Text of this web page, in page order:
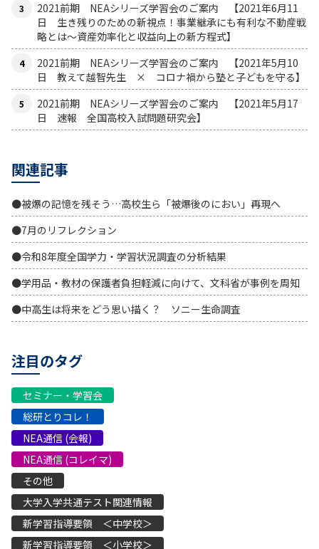
2021前期 NEAシリーズ学習会のご案内 【2021年6月11
日 生き残りのための新視点！事業継承にも有利な不動産戦
略とは〜資産効率化と収益向上の新方程式】
2021前期 NEAシリーズ学習会のご案内 【2021年5月10
日 教えて越智先生 × コロナ禍から塾と子どもを守る】
2021前期 NEAシリーズ学習会のご案内 【2021年5月17
日 速報 全国高校入試問題研究会】
関連記事
●被爆の記憶を残そう…高校生ら「被爆後のにおい」再現へ
●7月のリフレクション
●令和8年度全国学力・学習状況調査の分析結果
●学用品・教材の保護者負担軽減に向けて、文科省が事例を周知
●中高生は将来をどう思い描く？ ソニー生命調査
注目のタグ
セミナー・学習会
総研とりコレ！
NEA通信 (会報)
NEA通信 (コレイマ)
その他
大学入学共通テスト関連情報
新学習指導要領 ＜中学校＞
新学習指導要領 ＜小学校＞